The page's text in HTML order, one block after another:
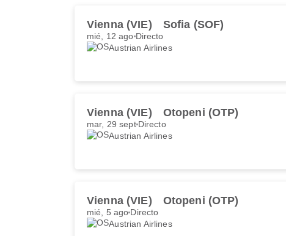
Vienna (VIE) Sofia (SOF)
mié, 12 ago Directo
Austrian Airlines
Vienna (VIE) Otopeni (OTP)
mar, 29 septDirecto
Austrian Airlines
Vienna (VIE) Otopeni (OTP)
mié, 5 ago Directo
Austrian Airlines